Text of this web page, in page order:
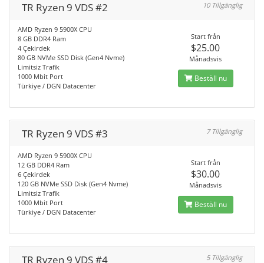
TR Ryzen 9 VDS #2 10 Tillgänglig
AMD Ryzen 9 5900X CPU
8 GB DDR4 Ram
4 Çekirdek
80 GB NVMe SSD Disk (Gen4 Nvme)
Limitsiz Trafik
1000 Mbit Port
Türkiye / DGN Datacenter
Start från
$25.00
Månadsvis
Beställ nu
TR Ryzen 9 VDS #3 7 Tillgänglig
AMD Ryzen 9 5900X CPU
12 GB DDR4 Ram
6 Çekirdek
120 GB NVMe SSD Disk (Gen4 Nvme)
Limitsiz Trafik
1000 Mbit Port
Türkiye / DGN Datacenter
Start från
$30.00
Månadsvis
Beställ nu
TR Ryzen 9 VDS #4 5 Tillgänglig